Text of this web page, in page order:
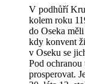
V podhůří
kolem roku
do Oseka
kdy konvent
v Oseku se
Pod
prosperovat.